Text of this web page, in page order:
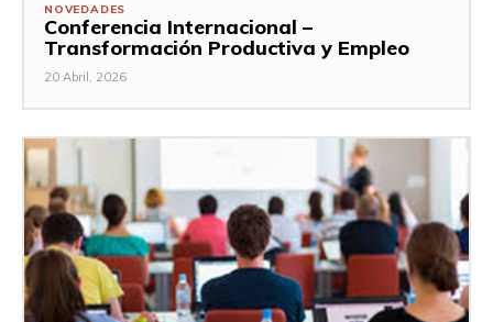
NOVEDADES
Conferencia Internacional –
Transformación Productiva y Empleo
20 Abril, 2026